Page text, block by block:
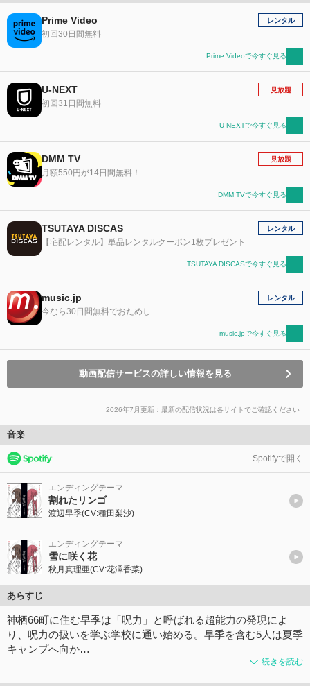
Prime Video
初回30日間無料
レンタル
Prime Videoで今すぐ見る
U-NEXT
初回31日間無料
見放題
U-NEXTで今すぐ見る
DMM TV
月額550円が14日間無料！
見放題
DMM TVで今すぐ見る
TSUTAYA DISCAS
【宅配レンタル】単品レンタルクーポン1枚プレゼント
レンタル
TSUTAYA DISCASで今すぐ見る
music.jp
今なら30日間無料でおためし
レンタル
music.jpで今すぐ見る
動画配信サービスの詳しい情報を見る
2026年7月更新：最新の配信状況は各サイトでご確認ください
音楽
Spotifyで開く
エンディングテーマ
割れたリンゴ
渡辺早季(CV:種田梨沙)
エンディングテーマ
雪に咲く花
秋月真理亜(CV:花澤香菜)
あらすじ
神栖66町に住む早季は「呪力」と呼ばれる超能力の発現によ
り、呪力の扱いを学ぶ学校に通い始める。早季を含む5人は夏季
キャンプへ向か…
続きを読む